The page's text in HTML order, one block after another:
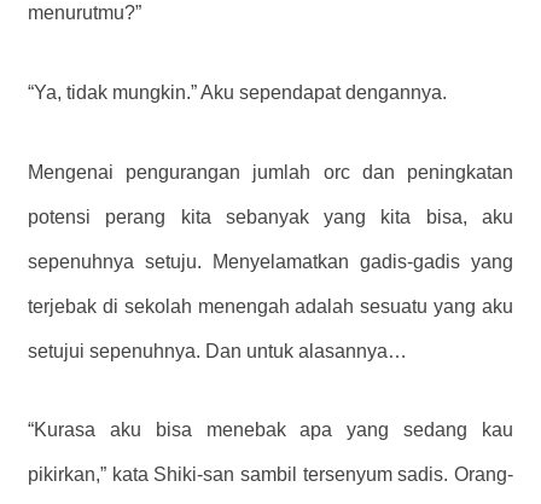
menurutmu?”
“Ya, tidak mungkin.” Aku sependapat dengannya.
Mengenai pengurangan jumlah orc dan peningkatan
potensi perang kita sebanyak yang kita bisa, aku
sepenuhnya setuju. Menyelamatkan gadis-gadis yang
terjebak di sekolah menengah adalah sesuatu yang aku
setujui sepenuhnya. Dan untuk alasannya…
“Kurasa aku bisa menebak apa yang sedang kau
pikirkan,” kata Shiki-san sambil tersenyum sadis. Orang-